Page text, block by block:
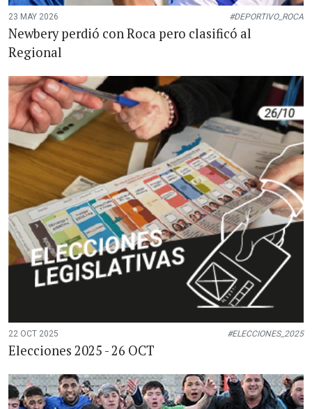
23 MAY 2026 #DEPORTIVO_ROCA
Newbery perdió con Roca pero clasificó al
Regional
22 OCT 2025 #ELECCIONES_2025
Elecciones 2025 - 26 OCT